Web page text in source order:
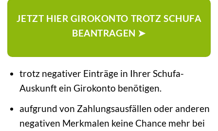
JETZT HIER GIROKONTO TROTZ SCHUFA
BEANTRAGEN ➤
trotz negativer Einträge in Ihrer Schufa-
Auskunft ein Girokonto benötigen.
aufgrund von Zahlungsausfällen oder anderen
negativen Merkmalen keine Chance mehr bei